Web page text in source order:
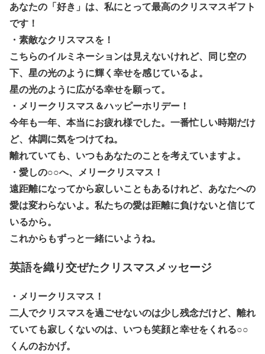
あなたの「好き」は、私にとって最高のクリスマスギフト
です！
・素敵なクリスマスを！
こちらのイルミネーションは見えないけれど、同じ空の
下、星の光のように輝く幸せを感じているよ。
星の光のように広がる幸せを願って。
・メリークリスマス＆ハッピーホリデー！
今年も一年、本当にお疲れ様でした。一番忙しい時期だけ
ど、体調に気をつけてね。
離れていても、いつもあなたのことを考えていますよ。
・愛しの○○へ、メリークリスマス！
遠距離になってから寂しいこともあるけれど、あなたへの
愛は変わらないよ。私たちの愛は距離に負けないと信じて
いるから。
これからもずっと一緒にいようね。
英語を織り交ぜたクリスマスメッセージ
・メリークリスマス！
二人でクリスマスを過ごせないのは少し残念だけど、離れ
ていても寂しくないのは、いつも笑顔と幸せをくれる○○
くんのおかげ。